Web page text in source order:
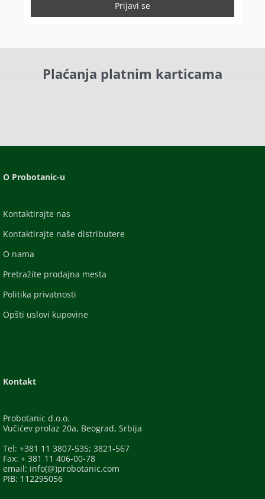
Plaćanja platnim karticama
O Probotanic-u
Kontaktirajte nas
Kontaktirajte naše distributere
O nama
Pretražite prodajna mesta
Politika privatnosti
Opšti uslovi kupovine
Kontakt
Probotanic d.o.o.
Vučićev prolaz 20a, Beograd, Srbija
Tel: +381 11 3807-535; 3821-567
Fax: + 381 11 406-00-78
email: info(@)probotanic.com
PIB: 112295056